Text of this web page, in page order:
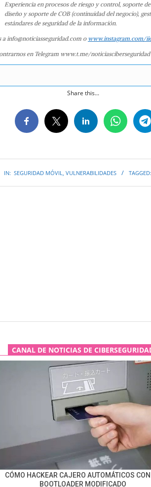
Experiencia en procesos de riesgo y control, soporte
diseño y soporte de COB (continuidad del negocio),
estándares de seguridad de la información.
a info@noticiasseguridad.com o www.instagram.com/
en Telegram www.t.me/noticiasciberseguridad
Share this...
IN: SEGURIDAD MÓVIL VULNERABILIDADES TAGGED:
CANAL DE NOTICIAS DE
CÓMO HACKEAR CAJERO AUTOMÁTICOS CON
BOOTLOADER MODIFICADO